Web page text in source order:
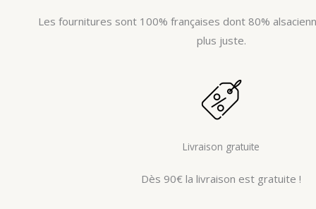
Les fournitures sont 100% françaises dont 80%
plus juste.
Livraison gratuite
Dès 90€ la livraison est gratuite !